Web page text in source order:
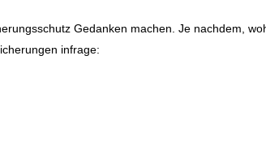
Gedanken machen. Je nachdem,
infrage: